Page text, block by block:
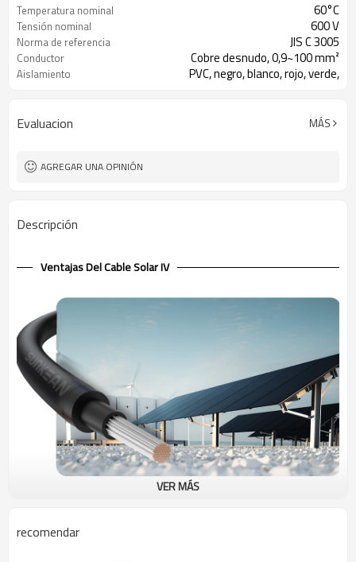
Temperatura nominal 60°C
Tensión nominal 600 V
Norma de referencia JIS C 3005
Conductor Cobre desnudo, 0,9~100 mm²
Aislamiento
PVC, negro, blanco, rojo, verde,
Evaluacion MÁS
AGREGAR UNA OPINIÓN
Descripción
Ventajas Del Cable Solar IV
El cable IV tiene una estructura de una sola capa, compuesta por un
VER MÁS
recomendar